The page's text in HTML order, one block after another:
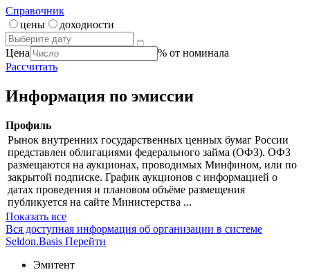
Калькулятор | Расчет от
калькулятор?
Справочник
цены
Цена
% от номинала
Информация по эмиссии
Профиль
Рынок внутренних государственных ценных бумаг России
представлен облигациями федерального займа (ОФЗ). ОФЗ
размещаются на аукционах, проводимых Минфином, или по
закрытой подписке. График аукционов с информацией о
датах проведения и плановом объёме размещения
публикуется на сайте Министерства ...
Показать все